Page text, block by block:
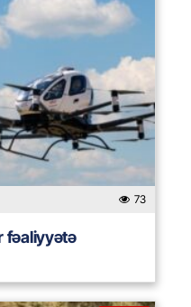
73
fəaliyyətə